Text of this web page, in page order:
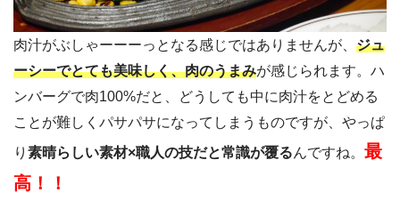
肉汁がぶしゃーーーっとなる感じではありませんが、 ジュ
ーシーでとても美味しく、肉のうまみが感じられます。ハ
ンバーグで肉100%だと、どうしても中に肉汁をとどめる
ことが難しくパサパサになってしまうものですが、やっぱ
り 素晴らしい素材×職人の技だと常識が覆るんですね。 最
高！！